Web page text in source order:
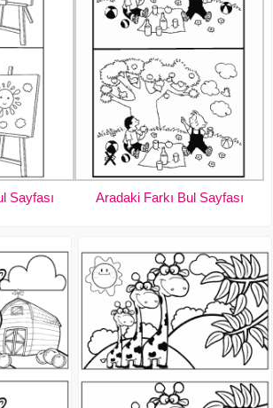
Sayfası Aradaki Farkı Bul Sayfası